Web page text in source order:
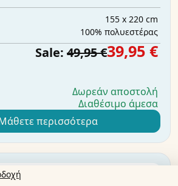
155 x 220 cm
100% πολυεστέρας
Sale: 49,95 €39,95 €
Δωρεάν αποστολή
Διαθέσιμο άμεσα
περισσότερα